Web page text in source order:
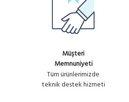
Müşteri
Memnuniyeti
Tüm ürünlerimizde
teknik destek hizmeti